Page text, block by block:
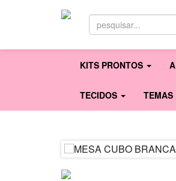
KITS PRONTOS
TECIDOS TEMAS